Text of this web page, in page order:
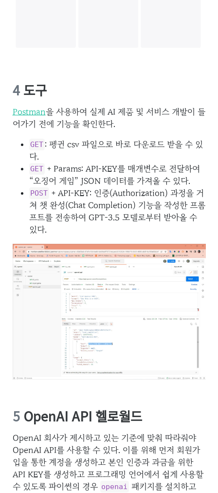
4도구
Postman을 사용하여 실제 AI 제품 및 서비스 개발이 들
어가기 전에 기능을 확인한다.
GET : 펭귄 csv 파일으로 바로 다운로드 받을 수 있
다.
GET + Params: API-KEY를 매개변수로 전달하여
“오징어 게임” JSON 데이터를 가져올 수 있다.
POST + API-KEY: 인증(Authorization) 과정을 거
쳐 챗 완성(Chat Completion) 기능을 작성한 프롬
프트를 전송하여 GPT-3.5 모델로부터 받아올 수
있다.
5OpenAI API 헬로월드
OpenAI 회사가 제시하고 있는 기준에 맞춰 따라줘야
OpenAI API를 사용할 수 있다. 이를 위해 먼저 회원가
입을 통한 계정을 생성하고 본인 인증과 과금을 위한
API KEY를 생성하고 프로그래밍 언어에서 쉽게 사용할
수 있도록 파이썬의 경우 openai 패키지를 설치하고